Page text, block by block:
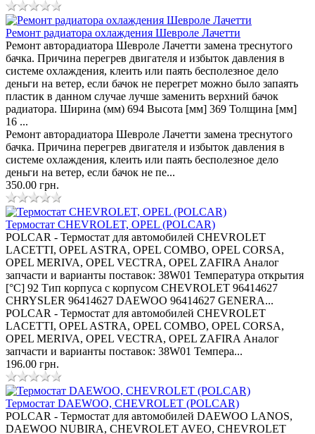
Ремонт радиатора охлаждения Шевроле Лачетти
Ремонт авторадиатора Шевроле Лачетти замена треснутого
бачка. Причина перегрев двигателя и избыток давления в
системе охлаждения, клеить или паять бесполезное дело
деньги на ветер, если бачок не перегрет можно было запаять
пластик в данном случае лучше заменить верхний бачок
радиатора. Ширина (мм) 694 Высота [мм] 369 Толщина [мм]
16 ...
Ремонт авторадиатора Шевроле Лачетти замена треснутого
бачка. Причина перегрев двигателя и избыток давления в
системе охлаждения, клеить или паять бесполезное дело
деньги на ветер, если бачок не пе...
350.00 грн.
Термостат CHEVROLET, OPEL (POLCAR)
POLCAR - Термостат для автомобилей CHEVROLET
LACETTI, OPEL ASTRA, OPEL COMBO, OPEL CORSA,
OPEL MERIVA, OPEL VECTRA, OPEL ZAFIRA Аналог
запчасти и варианты поставок: 38W01 Температура открытия
[°C] 92 Тип корпуса с корпусом CHEVROLET 96414627
CHRYSLER 96414627 DAEWOO 96414627 GENERA...
POLCAR - Термостат для автомобилей CHEVROLET
LACETTI, OPEL ASTRA, OPEL COMBO, OPEL CORSA,
OPEL MERIVA, OPEL VECTRA, OPEL ZAFIRA Аналог
запчасти и варианты поставок: 38W01 Темпера...
196.00 грн.
Термостат DAEWOO, CHEVROLET (POLCAR)
POLCAR - Термостат для автомобилей DAEWOO LANOS,
DAEWOO NUBIRA, CHEVROLET AVEO, CHEVROLET